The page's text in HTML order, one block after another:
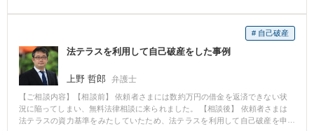
破産に至った訳ではございません。 大学時代の奨学金の返済が家計を圧迫
し、結果として生活費が不足してしまったのです。 現在、奨学金を借りたも
のの、卒業後、余裕を持って返済できるほどの収入がなく、月々の返済が苦
しい若い方も多くいらっしゃいます。 このように債務整理を行うことによっ
て例え奨学金の返済であっても借金の整理が可能ですので、お悩みの方はす
連帯保証人を付けます。もし連帯保証人がご家族等である場合、本人が破産
するとそのご家族である連帯保証人も連鎖して破産しなければならない場合
がありますので、十分注意してください（上記の例は機関保証（個人ではな
ていたとしても消滅時効にかかっているので、既に返済済みであることを主
張しつつ、合わせて消滅時効の援用通知を弁護士名義で発送した。消費者金
融が消滅時効であることを認めたので、債務消滅を確認したことを証する書
面を取り付け、依頼者に交付した。 【弁護士のコメント】 債務は、ただ単に
期間が経過するだけでは消滅せず、消滅時効を債務者の側から主張すること
（時効援用）が必要です。期間が経過した後であっても、一部を支払ってし
まったり、払いますと約束をしてしまったりすると期間がリセットされてし
まいます。 時効援用は、弁護士に依頼せず個人でも可能ですが、出来る限り
記録の残る書面で行うことが望ましいといえます。弁護士に依頼すれば適切
な書面を作成することが可能です。 私は、消費者金融から債務消滅を確認し
# 自己破産
法テラスを利用して自己破産をした事例
上野 哲郎 弁護士
【ご相談内容】【相談前】 依頼者さまには数約万円の借金を返済できない状
況に陥ってしまい、無料法律相談に来られました。 【相談後】 依頼者さまは
法テラスの資力基準をみたしていたため、法テラスを利用して自己破産を申